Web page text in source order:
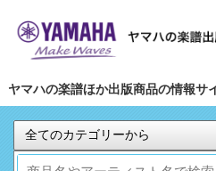
ヤマハの楽譜ほか出版商品の情報サ